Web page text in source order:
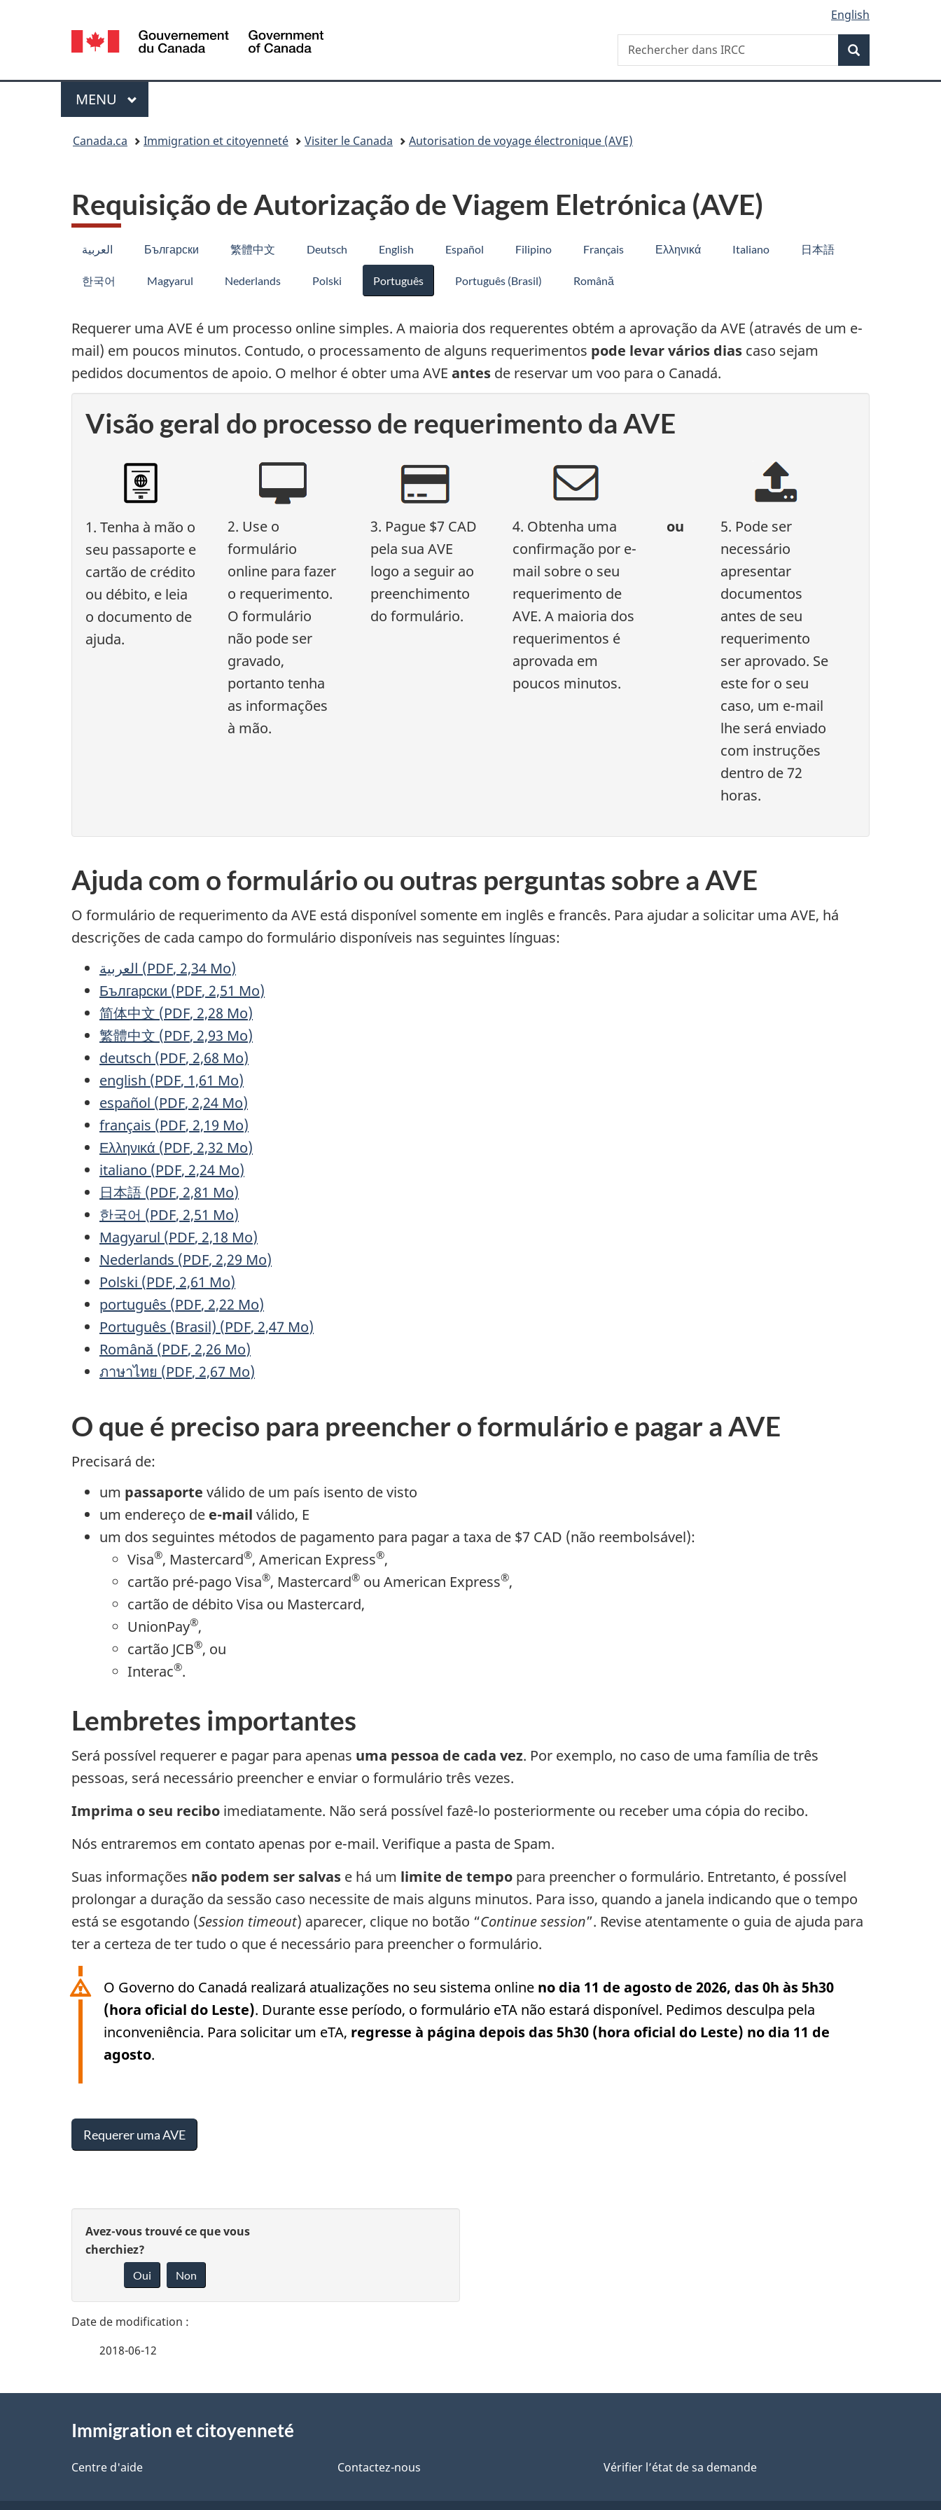
sujet
HTML
Sélection
de
la
langue
English
Canada
Recherche
Rechercher
dans
Menu
MENU PRINCIPAL
Canada.ca Immigration et citoyenneté Visiter le Canada Autorisation de voyage électronique (AVE)
Requisição de Autorização de Viagem Eletrónica (AVE)
العربية Български 繁體中文 Deutsch English Español Filipino Français Ελληνικά Italiano 日本語
한국어 Magyarul Nederlands Polski Português Português (Brasil) Română
Requerer uma AVE é um processo online simples. A maioria dos requerentes obtém a aprovação da AVE (através de um e-
mail) em poucos minutos. Contudo, o processamento de alguns requerimentos pode levar vários dias caso sejam
pedidos documentos de apoio. O melhor é obter uma AVE antes de reservar um voo para o Canadá.
Visão geral do processo de requerimento da AVE
1. Tenha à mão o
seu passaporte e
cartão de crédito
ou débito, e leia
o documento de
ajuda.
2. Use o
formulário
online para fazer
o requerimento.
O formulário
não pode ser
gravado,
portanto tenha
as informações
à mão.
3. Pague $7 CAD
pela sua AVE
logo a seguir ao
preenchimento
do formulário.
4. Obtenha uma
confirmação por e-
mail sobre o seu
requerimento de
AVE. A maioria dos
requerimentos é
aprovada em
poucos minutos.
ou
5. Pode ser
necessário
apresentar
documentos
antes de seu
requerimento
ser aprovado. Se
este for o seu
caso, um e-mail
lhe será enviado
com instruções
dentro de 72
horas.
Ajuda com o formulário ou outras perguntas sobre a AVE
O formulário de requerimento da AVE está disponível somente em inglês e francês. Para ajudar a solicitar uma AVE, há
descrições de cada campo do formulário disponíveis nas seguintes línguas:
العربية (PDF, 2,34 Mo)
Български (PDF, 2,51 Mo)
简体中文 (PDF, 2,28 Mo)
繁體中文 (PDF, 2,93 Mo)
deutsch (PDF, 2,68 Mo)
english (PDF, 1,61 Mo)
español (PDF, 2,24 Mo)
français (PDF, 2,19 Mo)
Ελληνικά (PDF, 2,32 Mo)
italiano (PDF, 2,24 Mo)
日本語 (PDF, 2,81 Mo)
한국어 (PDF, 2,51 Mo)
Magyarul (PDF, 2,18 Mo)
Nederlands (PDF, 2,29 Mo)
Polski (PDF, 2,61 Mo)
português (PDF, 2,22 Mo)
Português (Brasil) (PDF, 2,47 Mo)
Română (PDF, 2,26 Mo)
ภาษาไทย (PDF, 2,67 Mo)
O que é preciso para preencher o formulário e pagar a AVE
Precisará de:
um passaporte válido de um país isento de visto
um endereço de e-mail válido, E
um dos seguintes métodos de pagamento para pagar a taxa de $7 CAD (não reembolsável):
Visa®, Mastercard®, American Express®,
cartão pré-pago Visa®, Mastercard® ou American Express®,
cartão de débito Visa ou Mastercard,
UnionPay®,
cartão JCB®, ou
Interac®.
Lembretes importantes
Será possível requerer e pagar para apenas uma pessoa de cada vez. Por exemplo, no caso de uma família de três
pessoas, será necessário preencher e enviar o formulário três vezes.
Imprima o seu recibo imediatamente. Não será possível fazê-lo posteriormente ou receber uma cópia do recibo.
Nós entraremos em contato apenas por e-mail. Verifique a pasta de Spam.
Suas informações não podem ser salvas e há um limite de tempo para preencher o formulário. Entretanto, é possível
prolongar a duração da sessão caso necessite de mais alguns minutos. Para isso, quando a janela indicando que o tempo
está se esgotando (Session timeout) aparecer, clique no botão “Continue session”. Revise atentamente o guia de ajuda para
ter a certeza de ter tudo o que é necessário para preencher o formulário.
O Governo do Canadá realizará atualizações no seu sistema online no dia 11 de agosto de 2026, das 0h às 5h30
(hora oficial do Leste). Durante esse período, o formulário eTA não estará disponível. Pedimos desculpa pela
inconveniência. Para solicitar um eTA, regresse à página depois das 5h30 (hora oficial do Leste) no dia 11 de
agosto.
Requerer uma AVE
D
é
a
l
s
d
D
n
v
o
Avez-vous trouvé ce que vous
cherchiez?
Oui Non
2018-06-12
proposImmigration et citoyenneté
Centre d'aide Contactez-nous Vérifier l’état de sa demande